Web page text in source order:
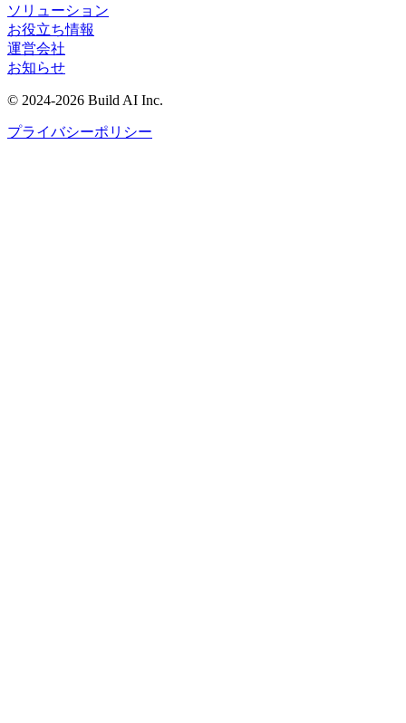
ソリューション
お役立ち情報
運営会社
お知らせ
© 2024-2026 Build AI Inc.
プライバシーポリシー